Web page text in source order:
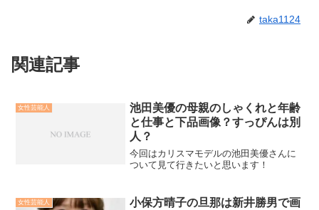
taka1124
関連記事
女性芸能人
池田美優の母親のしゃくれと年齢
と仕事と下品画像？すっぴんは別
人？
今回はカリスマモデルの池田美優さんに
ついて見て行きたいと思います！
女性芸能人
小保方晴子の旦那は新井勝男で画